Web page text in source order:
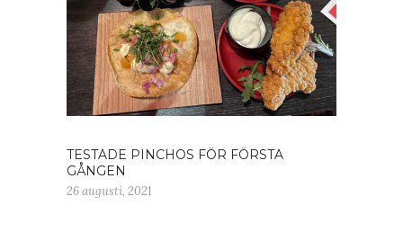
TESTADE PINCHOS FÖR FÖRSTA
GÅNGEN
26 augusti, 2021